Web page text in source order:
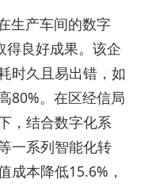
生产车间的数字
得良好成果。该企
时久且易出错，如
80%。在区经信局
，结合数字化系
一系列智能化转
成本降低15.6%，